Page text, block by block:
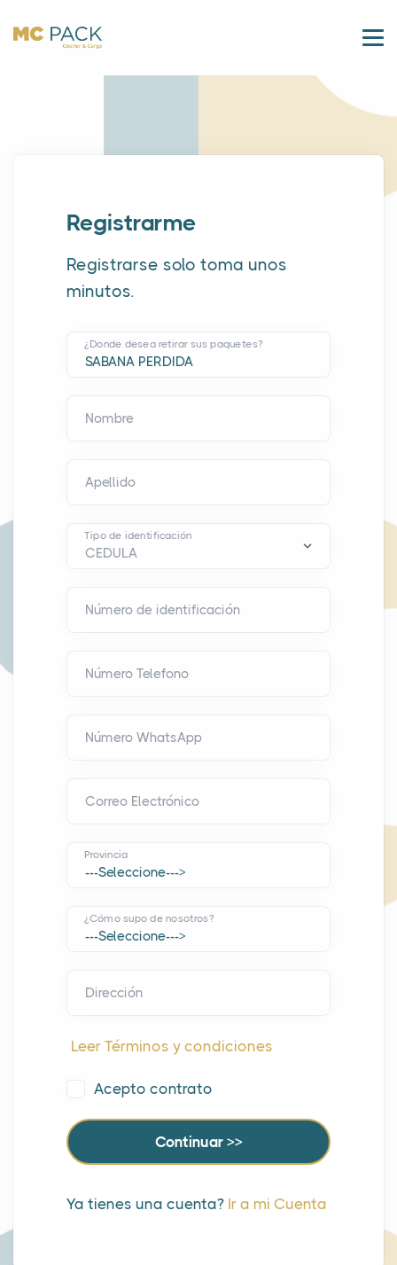
Registrarme
Registrarse solo toma unos
minutos.
¿Donde desea retirar sus paquetes?
Nombre
Apellido
Tipo de identificación
Número de identificación
Número Telefono
Número WhatsApp
Correo Electrónico
Provincia
¿Cómo supo de nosotros?
Dirección
Leer Términos y condiciones
Acepto contrato
Ya tienes una cuenta? Ir a mi Cuenta